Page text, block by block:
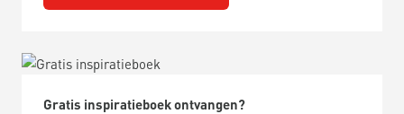
Gratis inspiratieboek ontvangen?